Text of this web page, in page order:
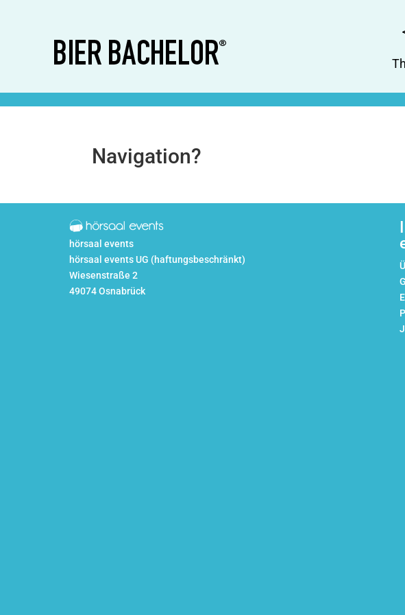
Navigation?
hörsaal events
hörsaal events UG (haftungsbeschränkt)
Wiesenstraße 2
49074 Osnabrück